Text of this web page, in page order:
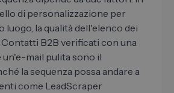
di personalizzazione per
luogo, la qualità dell'elenco dei
B2B verificati con una
un'e-mail pulita sono il
la sequenza possa andare a
come LeadScraper